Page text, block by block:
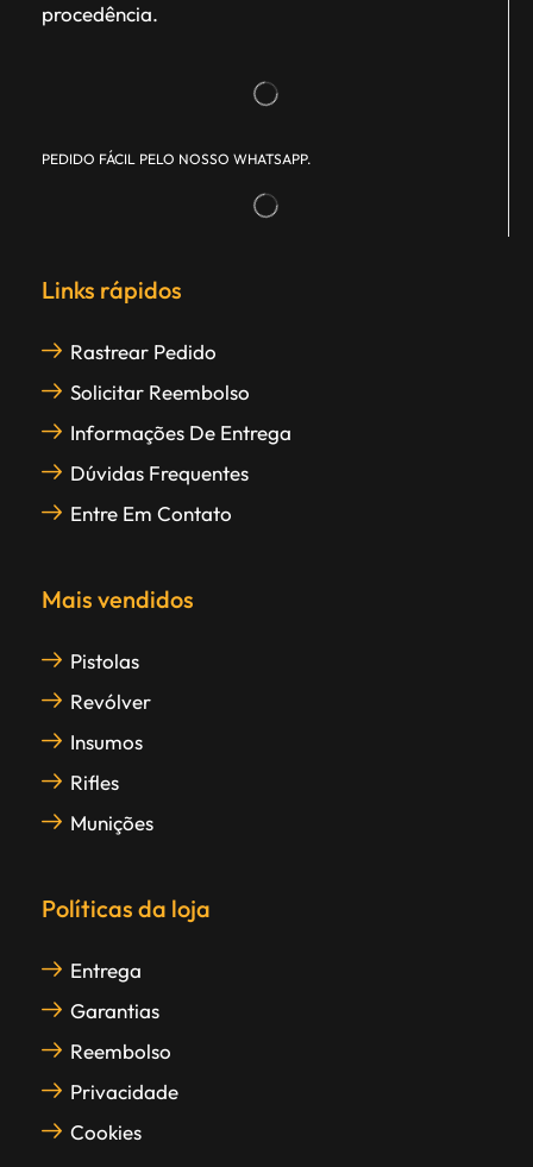
procedência.
PEDIDO FÁCIL PELO NOSSO WHATSAPP.
Links rápidos
Rastrear Pedido
Solicitar Reembolso
Informações De Entrega
Dúvidas Frequentes
Entre Em Contato
Mais vendidos
Pistolas
Revólver
Insumos
Rifles
Munições
Políticas da loja
Entrega
Garantias
Reembolso
Privacidade
Cookies